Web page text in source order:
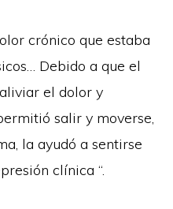
crónico que estaba
Debido a que el
el dolor y
salir y moverse,
la ayudó a sentirse
clínica “.